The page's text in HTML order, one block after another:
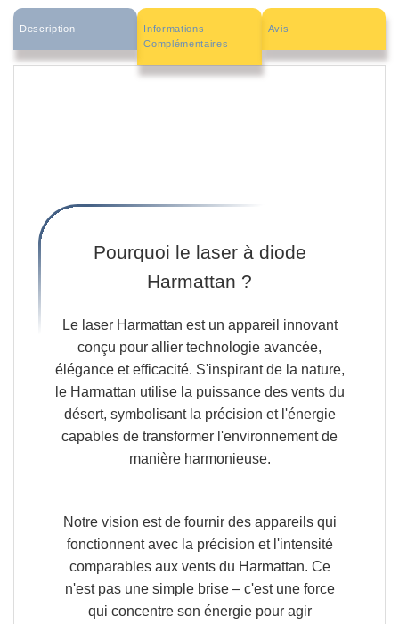
Description
Informations
Complémentaires
Avis
Pourquoi le laser à diode
Harmattan ?
Le laser Harmattan est un appareil innovant
conçu pour allier technologie avancée,
élégance et efficacité. S'inspirant de la nature,
le Harmattan utilise la puissance des vents du
désert, symbolisant la précision et l'énergie
capables de transformer l'environnement de
manière harmonieuse.
Notre vision est de fournir des appareilsqui
fonctionnent avec la précision et l'intensité
comparables aux vents du Harmattan. Ce
n'est pas une simple brise– c'est une force
qui concentre son énergie pour agir